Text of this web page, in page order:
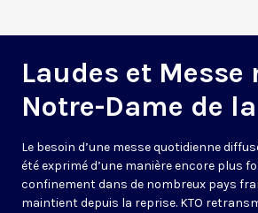
Laudes et
Notre-Dame de
Le besoin d’une messe quotidienne
été exprimé d’une manière encore plus
confinement dans de nombreux pays
maintient depuis la reprise. KTO